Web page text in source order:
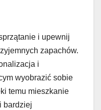
i upewnij
zapachów.
i
wyobrazić sobie
temu mieszkanie
bardziej